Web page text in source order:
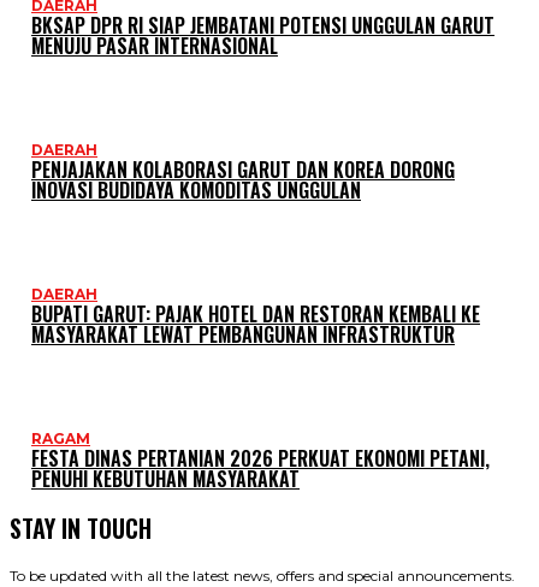
DAERAH
BKSAP DPR RI SIAP JEMBATANI POTENSI UNGGULAN GARUT
MENUJU PASAR INTERNASIONAL
DAERAH
PENJAJAKAN KOLABORASI GARUT DAN KOREA DORONG
INOVASI BUDIDAYA KOMODITAS UNGGULAN
DAERAH
BUPATI GARUT: PAJAK HOTEL DAN RESTORAN KEMBALI KE
MASYARAKAT LEWAT PEMBANGUNAN INFRASTRUKTUR
RAGAM
FESTA DINAS PERTANIAN 2026 PERKUAT EKONOMI PETANI,
PENUHI KEBUTUHAN MASYARAKAT
STAY IN TOUCH
To be updated with all the latest news, offers and special announcements.